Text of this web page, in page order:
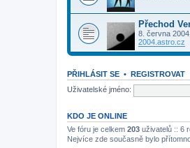
Přechod
8. června
2004.astro.cz
PŘIHLÁSIT SE • REGISTROVAT
Uživatelské jméno:
KDO JE ONLINE
Ve fóru je celkem 203 uživatelů :: 6
Nejvíce zde současně bylo